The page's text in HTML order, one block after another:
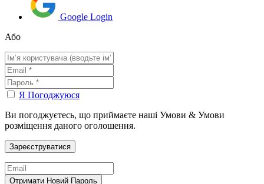
Google Login
Або
Я Погоджуюся
Ви погоджуєтесь, що приймаєте наші Умови & Умови
розміщення даного оголошення.